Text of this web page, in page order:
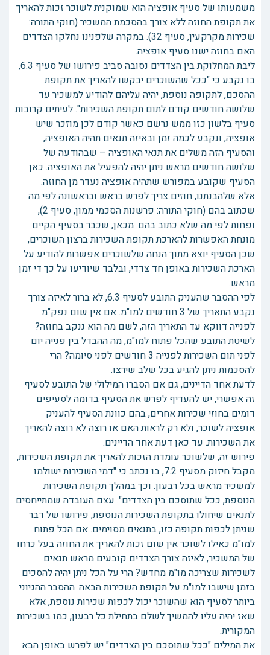
משמעותו של סעיף אופציה הוא שמוקנית לשוכר זכות להאריך
את תקופת החוזה ללא צורך בהסכמת המשכיר (חוקי התורה:
שכירות מקרקעין, סעיף 32). במקרה שלפנינו נחלקו הצדדים
האם בחוזה ישנו סעיף אופציה.
ליבת המחלוקת בין הצדדים נסובה סביב פירושו של סעיף 6.3,
בו נקבע כי "ככל שהשוכרים יבקשו להאריך את תקופת
ההסכם, לתקופה נוספת, יהיה עליהם להודיע למשכיר עד
שלושה חודשים קודם לתום תקופת השכירות". לעיתים קרובות
סעיף בלשון כזו ממש נרשם כאשר קודם לכן מוזכר שיש
אופציה, ונקבע לכמה זמן ובאיזה תנאים תהיה האופציה,
והסעיף הזה משלים את תנאי האופציה – שבהודעה של
שלושה חודשים מראש ניתן יהיה להפעיל את האופציה. כאן
הסעיף שקובע במפורש שתהיה אופציה נעדר מן החוזה.
אלא שלהבנתנו, חוזים צריך לפרש בראש ובראשונה לפי מה
שכתוב בהם (חוקי התורה: פרשנות הסכמי ממון, סעיף 2),
ופחות לפי מה שלא כתוב בהם. מכאן, שכבר בסעיף הקיים
מונחת האפשרות להארכת תקופת השכירות ברצון השוכרים,
שכן הסעיף יוצא מתוך הנחה שלשוכרים אפשרות להודיע על
הארכת השכירות באופן חד צדדי, ובלבד שיודיעו על כך די זמן
מראש.
לפי ההסבר שהעניק התובע לסעיף 6.3, לא ברור לאיזה צורך
נקבע התאריך של 3 חודשים למו"מ. אם אין שום נפק"מ
לפנייה דווקא עד התאריך הזה, לשם מה הוא ננקב בחוזה?
לשיטת התובע שהכל פתוח למו"מ, מה ההבדל בין פנייה יום
לפני תום השכירות לפנייה 3 חודשים לפני סיומה? הרי
להסכמות ניתן להגיע בכל שלב שירצו.
לדעת אחד הדיינים, גם אם הסברו המילולי של התובע לסעיף
זה אפשרי, יש להעדיף לפרש את הסעיף בדומה לסעיפים
דומים בחוזי שכירות אחרים, בהם כוונת הסעיף להעניק
אופציה לשוכר, ולא רק לראות האם או רוצה לא רוצה להאריך
את השכירות. עד כאן דעת אחד הדיינים.
פירוש זה, שלשוכר עומדת הזכות להאריך את תקופת השכירות,
מקבל חיזוק מסעיף 7.2, בו נכתב כי "דמי השכירות ישולמו
למשכיר מראש בכל רבעון. וכך במהלך תקופת השכירות
הנוספת, ככל שתוסכם בין הצדדים". עצם העובדה שמתייחסים
לתנאים שיחולו בתקופת השכירות הנוספת, פירושו של דבר
שניתן לכפות תקופה כזו, בתנאים מסוימים. אם הכל פתוח
למו"מ כאילו לשוכר אין שום זכות להאריך את החוזה בעל כרחו
של המשכיר, לאיזה צורך הצדדים קובעים מראש תנאים
לשכירות שצריכה מו"מ מחדש? הרי על הכל ניתן יהיה להסכים
בזמן שישבו למו"מ על תקופת השכירות הבאה. ההסבר ההגיוני
ביותר לסעיף הוא שהשוכר יכול לכפות שכירות נוספת, אלא
שאז יהיה עליו להמשיך לשלם בתחילת כל רבעון, כמו בשכירות
המקורית.
את המילים "ככל שתוסכם בין הצדדים" יש לפרש באופן הבא